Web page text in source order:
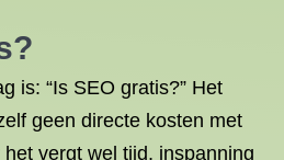
is: “Is SEO gratis?” Het
geen directe kosten met
vergt wel tijd, inspanning